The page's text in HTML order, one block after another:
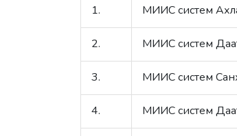
1. МИИС систем
2. МИИС систем
3. МИИС систем
4. МИИС систем